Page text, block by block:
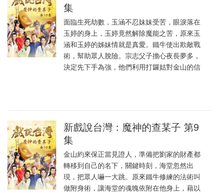
集
面臨生死劫數，玉涵不忍妹妹受苦，眼淚落在
玉婷的身上，玉婷竟然解除魔能之苦，原來玉
涵和玉婷的姊妹情就是真愛。鐵牛使出欺敵戰
術，幫助眾人脫險。宗志父子擔心夜長夢多，
決定先下手為強，他們利用打鑼姑對金山的信
新戲說台灣：魔神的查某子 第9
集
金山約來保正當見證人，準備把劉家的財產都
轉移到自己的名下，關鍵時刻，海堂忽然出
現，把眾人嚇一大跳。原來鐵牛修練的法術叫
做附身術，讓海堂的魂魄依附在他身上，藉以